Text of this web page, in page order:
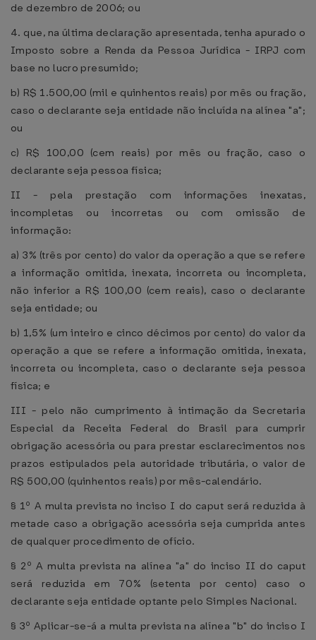
de dezembro de 2006; ou
4. que, na última declaração apresentada, tenha apurado o
Imposto sobre a Renda da Pessoa Jurídica - IRPJ com
base no lucro presumido;
b) R$ 1.500,00 (mil e quinhentos reais) por mês ou fração,
caso o declarante seja entidade não incluída na alínea "a";
ou
c) R$ 100,00 (cem reais) por mês ou fração, caso o
declarante seja pessoa física;
II - pela prestação com informações inexatas,
incompletas ou incorretas ou com omissão de
informação:
a) 3% (três por cento) do valor da operação a que se refere
a informação omitida, inexata, incorreta ou incompleta,
não inferior a R$ 100,00 (cem reais), caso o declarante
seja entidade; ou
b) 1,5% (um inteiro e cinco décimos por cento) do valor da
operação a que se refere a informação omitida, inexata,
incorreta ou incompleta, caso o declarante seja pessoa
física; e
III - pelo não cumprimento à intimação da Secretaria
Especial da Receita Federal do Brasil para cumprir
obrigação acessória ou para prestar esclarecimentos nos
prazos estipulados pela autoridade tributária, o valor de
R$ 500,00 (quinhentos reais) por mês-calendário.
§ 1º A multa prevista no inciso I do caput será reduzida à
metade caso a obrigação acessória seja cumprida antes
de qualquer procedimento de ofício.
§ 2º A multa prevista na alínea "a" do inciso II do caput
será reduzida em 70% (setenta por cento) caso o
declarante seja entidade optante pelo Simples Nacional.
§ 3º Aplicar-se-á a multa prevista na alínea "b" do inciso I